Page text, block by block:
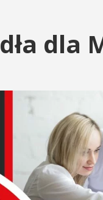
dla